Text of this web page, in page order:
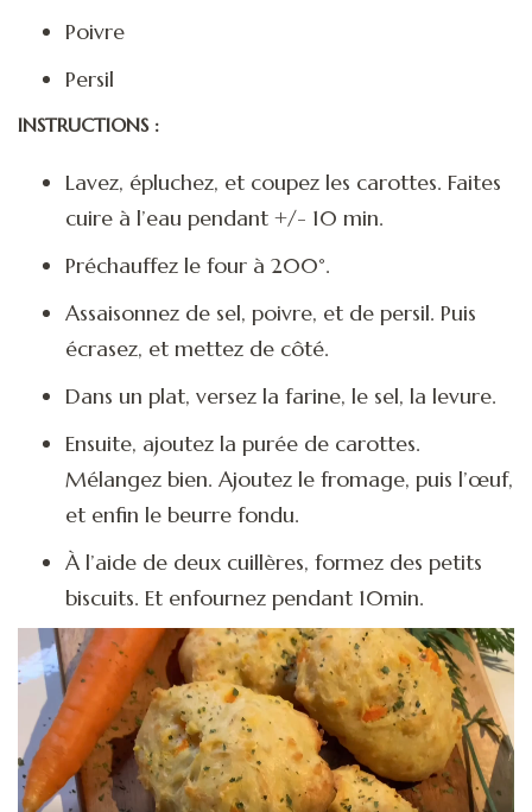
Poivre
Persil
INSTRUCTIONS :
Lavez, épluchez, et coupez les carottes. Faites
cuire à l’eau pendant +/- 10 min.
Préchauffez le four à 200°.
Assaisonnez de sel, poivre, et de persil. Puis
écrasez, et mettez de côté.
Dans un plat, versez la farine, le sel, la levure.
Ensuite, ajoutez la purée de carottes.
Mélangez bien. Ajoutez le fromage, puis l’œuf,
et enfin le beurre fondu.
À l’aide de deux cuillères, formez des petits
biscuits. Et enfournez pendant 10min.